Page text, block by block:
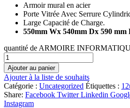
Armoir mural en acier
Porte Vitrée Avec Serrure
Large Capacité de Charge.
550mm Wx 540mm Dx 590 mm
quantité de ARMOIRE
Ajouter au panier
Ajouter à la liste de souhaits
Catégorie : Uncategorized Étiquettes :
Share: Facebook Twitter Linkedin
Instagram